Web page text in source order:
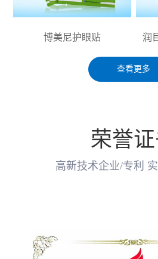
博美尼护眼贴 润
查看更多
荣誉
高新技术企业/专利